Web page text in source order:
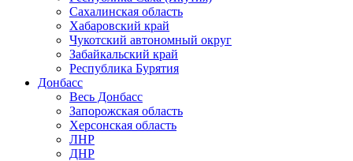
Сахалинская область
Хабаровский край
Чукотский автономный округ
Забайкальский край
Республика Бурятия
Донбасс
Весь Донбасс
Запорожская область
Херсонская область
ЛНР
ДНР